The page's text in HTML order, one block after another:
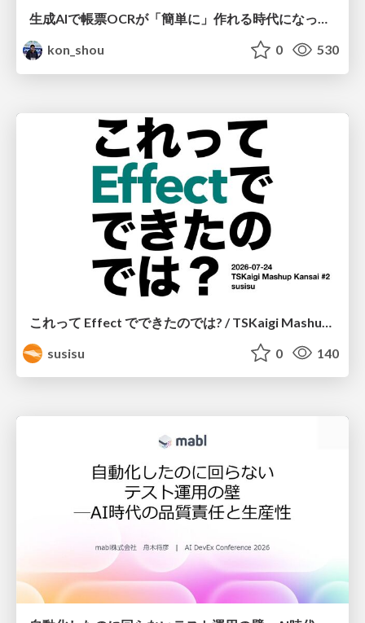
生成AIで帳票OCRが「簡単に」作れる時代になった？
kon_shou
0 530
susisu
0 140